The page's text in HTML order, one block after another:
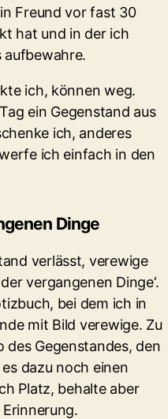
Freund vor fast 30
hat und in der ich
aufbewahre.
ich, können weg.
ein Gegenstand aus
ich, anderes
ich einfach in den
Dinge
verlässt, verewige
vergangenen Dinge‘.
bei dem ich in
mit Bild verewige. Zu
des Gegenstandes, den
dazu noch einen
Platz, behalte aber